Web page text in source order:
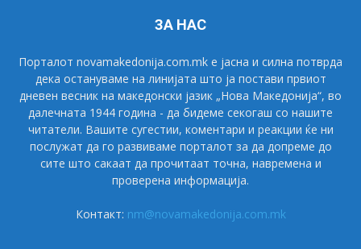
ЗА НАС
Порталот novamakedonija.com.mk е јасна и силна потврда
дека остануваме на линијата што ја постави првиот
дневен весник на македонски јазик „Нова Македонија“, во
далечната 1944 година - да бидеме секогаш со нашите
читатели. Вашите сугестии, коментари и реакции ќе ни
послужат да го развиваме порталот за да допреме до
сите што сакаат да прочитаат точна, навремена и
проверена информација.
Контакт: nm@novamakedonija.com.mk